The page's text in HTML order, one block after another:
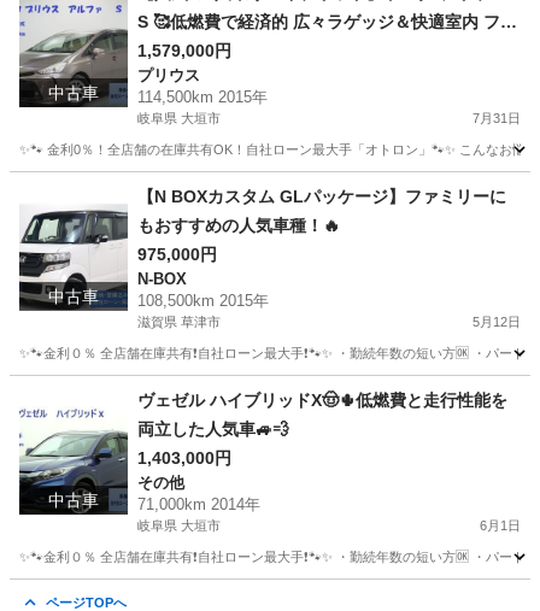
中古車
S 🥰低燃費で経済的 広々ラゲッジ＆快適室内 ファ
ミリーにもおすすめの人気ワゴン 🚗✨
1,579,000円
プリウス
114,500km 2015年
岐阜県 大垣市 7月31日
✨🐾 金利0％！全店舗の在庫共有OK！自社ローン最大手「オトロン」🐾✨ こんなお
中古車
【N BOXカスタム GLパッケージ】ファミリーに
もおすすめの人気車種！🔥
975,000円
N-BOX
108,500km 2015年
滋賀県 草津市 5月12日
✨🐾金利０％ 全店舗在庫共有❗️自社ローン最大手❗️🐾✨ ・勤続年数の短い方🆗 ・パー
N-BOX オトロン
中古車
ヴェゼル ハイブリッドX🤠🌵低燃費と走行性能を
両立した人気車🚙💨
1,403,000円
その他
71,000km 2014年
岐阜県 大垣市 6月1日
✨🐾金利０％ 全店舗在庫共有❗️自社ローン最大手❗️🐾✨ ・勤続年数の短い方🆗 ・パー
ページTOPへ